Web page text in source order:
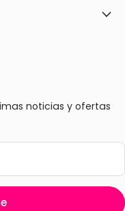
noticias y ofertas